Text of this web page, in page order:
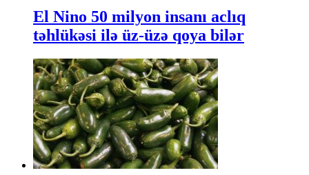
El Nino 50 milyon insanı aclıq
təhlükəsi ilə üz-üzə qoya bilər